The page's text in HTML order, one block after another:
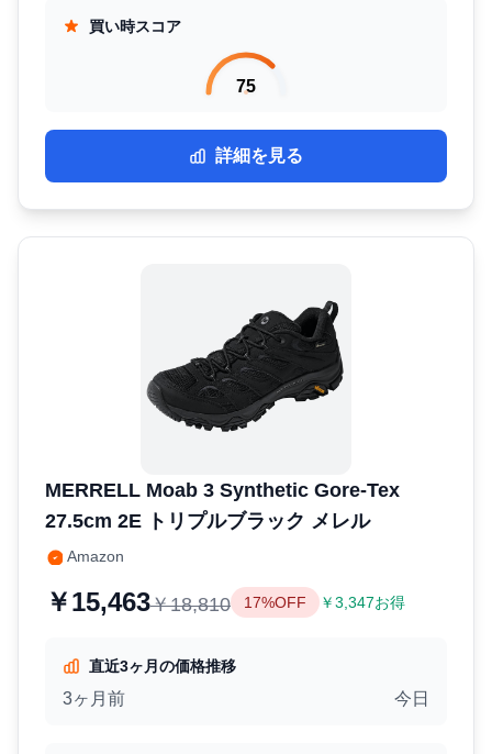
買い時スコア
75
詳細を見る
MERRELL Moab 3 Synthetic Gore-Tex
27.5cm 2E トリプルブラック メレル
Amazon
￥15,463￥18,810 17%OFF ￥3,347お得
直近3ヶ月の価格推移
3ヶ月前 今日